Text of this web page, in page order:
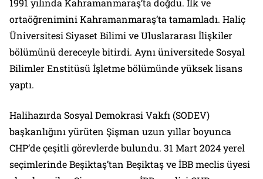
ortaöğrenimini Kahramanmaraş’ta tamamladı. Haliç
Üniversitesi Siyaset Bilimi ve Uluslararası İlişkiler
bölümünü dereceyle bitirdi. Aynı üniversitede Sosyal
Bilimler Enstitüsü İşletme bölümünde yüksek lisans
yaptı.
Halihazırda Sosyal Demokrasi Vakfı (SODEV)
başkanlığını yürüten Şişman uzun yıllar boyunca
CHP’de çeşitli görevlerde bulundu. 31 Mart 2024 yerel
seçimlerinde Beşiktaş’tan Beşiktaş ve İBB meclis üyesi